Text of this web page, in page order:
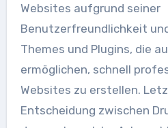
Websites aufgrund seiner
Benutzerfreundlichkeit
Themes und Plugins, die
ermöglichen, schnell
Websites zu erstellen.
Entscheidung zwischen